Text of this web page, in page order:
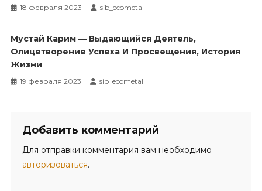
18 февраля 2023 sib_ecometal
Мустай Карим — Выдающийся Деятель,
Олицетворение Успеха И Просвещения, История
Жизни
19 февраля 2023 sib_ecometal
Добавить комментарий
Для отправки комментария вам необходимо
авторизоваться.